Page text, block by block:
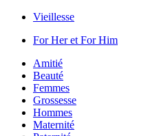
Vieillesse
For Her et For Him
Amitié
Beauté
Femmes
Grossesse
Hommes
Maternité